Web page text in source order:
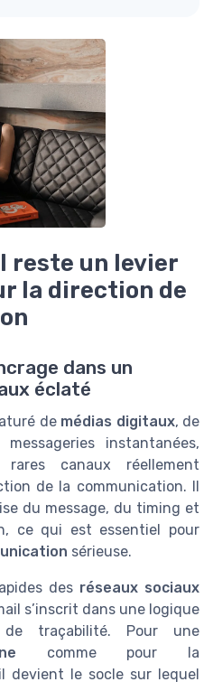
reste un levier
la direction de
dans un
éclaté
de médias digitaux, de
instantanées,
canaux réellement
de la communication. Il
du message, du timing et
ce qui est essentiel pour
sérieuse.
des réseaux sociaux
s’inscrit dans une logique
traçabilité. Pour une
comme pour la
devient le socle sur lequel